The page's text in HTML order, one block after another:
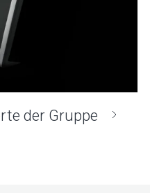
der Gruppe